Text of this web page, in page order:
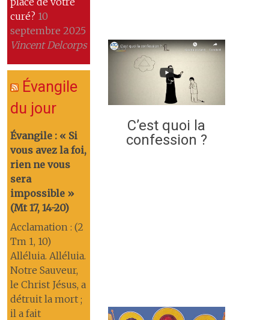
curé? 10
septembre 2025
Vincent Delcorps
Évangile
du jour
Évangile : « Si
vous avez la foi,
rien ne vous
sera
impossible »
(Mt 17, 14-20)
Acclamation : (2
Tm 1, 10)
Alléluia. Alléluia.
Notre Sauveur,
le Christ Jésus, a
détruit la mort ;
il a fait
C’est quoi la
confession ?